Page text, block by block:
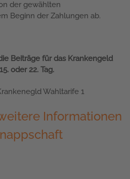
der gewählten
Beginn der Zahlungen ab.
Beiträge für das Krankengeld
oder 22. Tag.
Informationen